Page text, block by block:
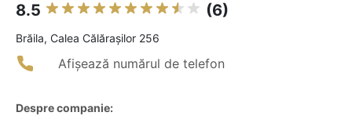
8.5 (6)
Brăila, Calea Călărașilor 256
Afișează numărul de telefon
Despre companie: